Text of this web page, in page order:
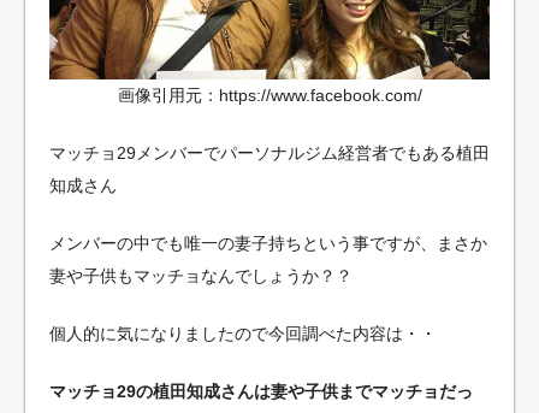
画像引用元：https://www.facebook.com/
マッチョ29メンバーでパーソナルジム経営者でもある植田
知成さん
メンバーの中でも唯一の妻子持ちという事ですが、まさか
妻や子供もマッチョなんでしょうか？？
個人的に気になりましたので今回調べた内容は・・
マッチョ29の植田知成さんは妻や子供までマッチョだっ